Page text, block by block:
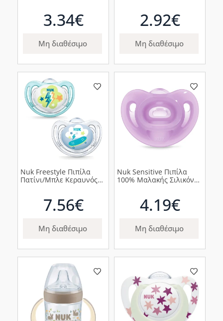
3.34€
Μη διαθέσιμο
2.92€
Μη διαθέσιμο
Nuk Freestyle Πιπίλα
Πατίνι/Μπλε Κεραυνός
7.56€
Μη διαθέσιμο
Nuk Sensitive Πιπίλα
100% Μαλακής Σιλικόνης
4.19€
Μη διαθέσιμο